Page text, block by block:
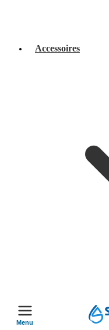
Accessoires
Menu